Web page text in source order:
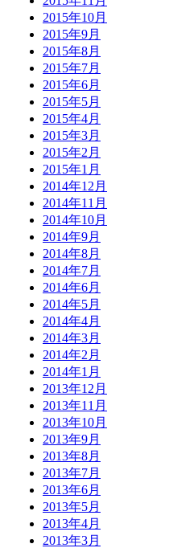
2015年10月
2015年9月
2015年8月
2015年7月
2015年6月
2015年5月
2015年4月
2015年3月
2015年2月
2015年1月
2014年12月
2014年11月
2014年10月
2014年9月
2014年8月
2014年7月
2014年6月
2014年5月
2014年4月
2014年3月
2014年2月
2014年1月
2013年12月
2013年11月
2013年10月
2013年9月
2013年8月
2013年7月
2013年6月
2013年5月
2013年4月
2013年3月